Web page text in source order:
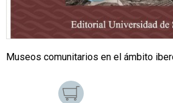
Museos comunitarios en el ámbito